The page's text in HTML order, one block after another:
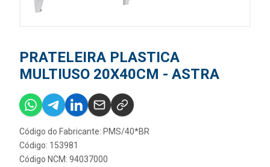
PRATELEIRA PLASTICA
MULTIUSO 20X40CM - ASTRA
Código do Fabricante: PMS/40*BR
Código: 153981
Código NCM: 94037000